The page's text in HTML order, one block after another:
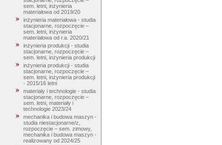
sem. letni, inżynieria
materiałowa od 2019/20
inżynieria materiałowa - studia
stacjonarne, rozpoczęcie –
sem. letni, inżynieria
materiałowa od r.a. 2020/21
inżynieria produkcji - studia
stacjonarne, rozpoczęcie –
sem. letni, inżynieria produkcji
inżynieria produkcji - studia
stacjonarne, rozpoczęcie –
sem. letni, inżynieria produkcji
- 2015/16 letni
materiały i technologie - studia
stacjonarne, rozpoczęcie –
sem. letni, materiały i
technologie 2023/24
mechanika i budowa maszyn -
studia niestacjonarne/z,
rozpoczęcie – sem. zimowy,
mechanika i budowa maszyn -
realizowany od 2024/25